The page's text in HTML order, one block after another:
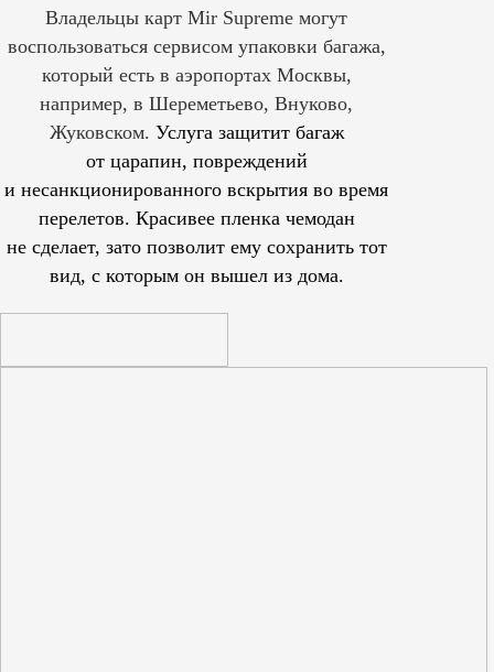
Владельцы карт Mir Supreme могут
воспользоваться сервисом упаковки багажа,
который есть в аэропортах Москвы,
например, в Шереметьево, Внуково,
Жуковском. Услуга защитит багаж
от царапин, повреждений
и несанкционированного вскрытия во время
перелетов. Красивее пленка чемодан
не сделает, зато позволит ему сохранить тот
вид, с которым он вышел из дома.